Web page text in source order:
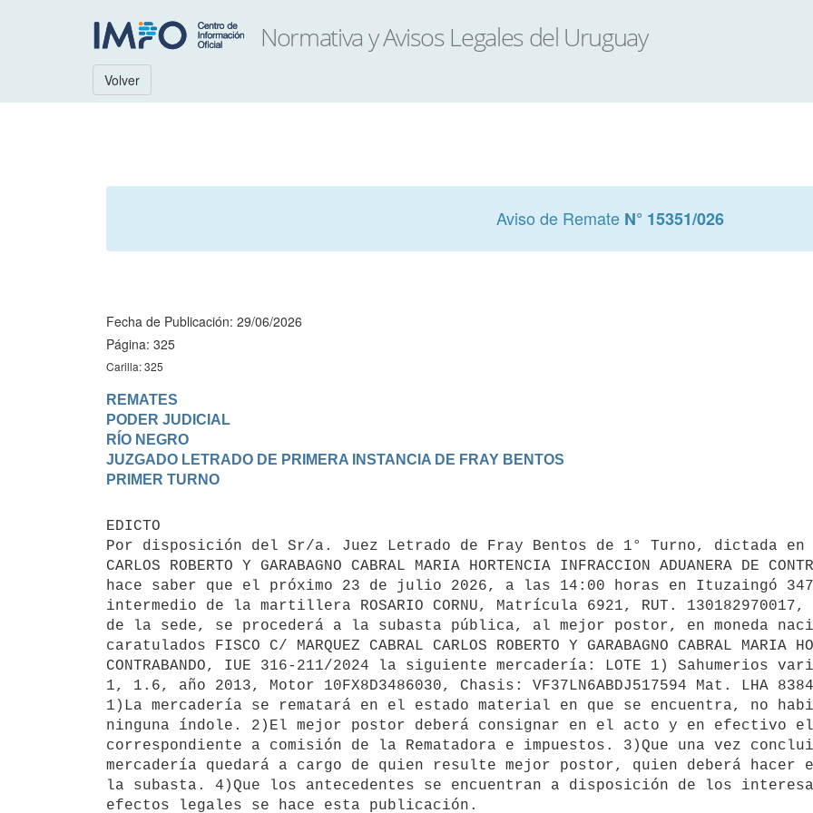
Volver
Aviso de Remate N° 15351/026
Fecha de Publicación: 29/06/2026
Página: 325
Carilla: 325
REMATES
PODER JUDICIAL
RÍO NEGRO
JUZGADO LETRADO DE PRIMERA INSTANCIA DE FRAY BENTOS
EDICTO
Por disposición del Sr/a. Juez Letrado de Fray Bentos de 1° Turno, dictada en
CARLOS ROBERTO Y GARABAGNO CABRAL MARIA HORTENCIA INFRACCION ADUANERA DE
hace saber que el próximo 23 de julio 2026, a las 14:00 horas en Ituzaingó
intermedio de la martillera ROSARIO CORNU, Matrícula 6921, RUT.
de la sede, se procederá a la subasta pública, al mejor postor, en moneda
caratulados FISCO C/ MARQUEZ CABRAL CARLOS ROBERTO Y GARABAGNO CABRAL MARIA
CONTRABANDO, IUE 316-211/2024 la siguiente mercadería: LOTE 1) Sahumerios varios
1, 1.6, año 2013, Motor 10FX8D3486030, Chasis: VF37LN6ABDJ517594 Mat. LHA
1)La mercadería se rematará en el estado material en que se encuentra, no
ninguna índole. 2)El mejor postor deberá consignar en el acto y en efectivo el
correspondiente a comisión de la Rematadora e impuestos. 3)Que una vez
mercadería quedará a cargo de quien resulte mejor postor, quien deberá
la subasta. 4)Que los antecedentes se encuentran a disposición de los
efectos legales se hace esta publicación.